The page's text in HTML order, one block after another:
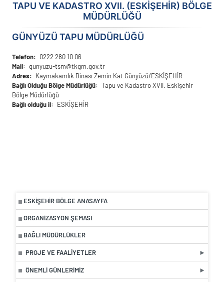
İLETIŞIM
S.S.S.
TAPU VE KADASTRO XVII. (ESKIŞEHIR) BÖLGE
MÜDÜRLÜĞÜ
ESKIŞEHIR BÖLGE ANASAYFA
ORGANIZASYON ŞEMASI
BAĞLI MÜDÜRLÜKLER
PROJE VE FAALIYETLER
ÖNEMLI GÜNLERIMIZ
GÜNYÜZÜ TAPU MÜDÜRLÜĞÜ
Telefon
0222 280 10 06
Mail
gunyuzu-tsm@tkgm.gov.tr
Adres
Kaymakamlık Binası Zemin Kat Günyüzü/ESKİŞEHİR
Bağlı Olduğu Bölge Müdürlüğü
Tapu ve Kadastro XVII. Eskişehir
Bölge Müdürlüğü
Bağlı olduğu il
ESKİŞEHİR